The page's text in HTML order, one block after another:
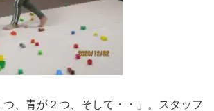
つ、青が２つ、そして・・」。スタッフ